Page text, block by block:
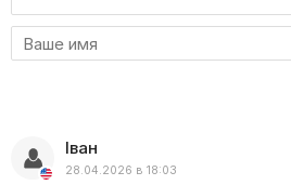
Іван
28.04.2026 в 18:03